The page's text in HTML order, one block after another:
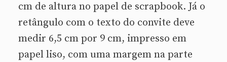
cm de altura no papel de scrapbook. Já o
retângulo com o texto do convite deve
medir 6,5 cm por 9 cm, impresso em
papel liso, com uma margem na parte